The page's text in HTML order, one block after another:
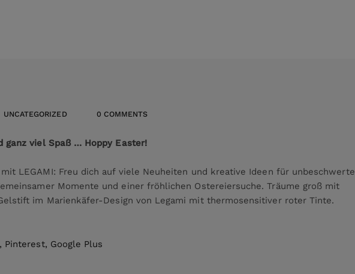
UNCATEGORIZED 0 COMMENTS
ganz viel Spaß … Hoppy Easter!
LEGAMI: Freu dich auf viele Neuheiten und kreative Ideen für unbeschwerte
Momente und einer fröhlichen Ostereiersuche. Träume groß mit
im Marienkäfer-Design von Legami mit thermosensitiver roter Tinte.
, Pinterest, Google Plus